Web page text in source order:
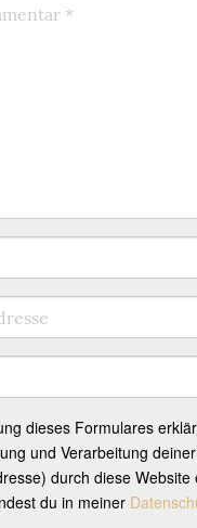
dieses Formulares
und Verarbeitung
durch diese Website
du in meiner